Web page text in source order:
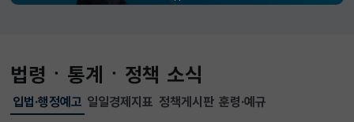
법령ㆍ통계ㆍ정책 소식
입법·행정예고
선택됨
일일경제지표 정책게시판 훈령·예규